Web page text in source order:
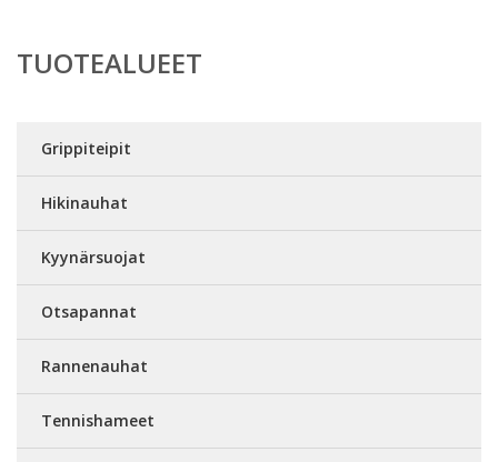
TUOTEALUEET
Grippiteipit
Hikinauhat
Kyynärsuojat
Otsapannat
Rannenauhat
Tennishameet